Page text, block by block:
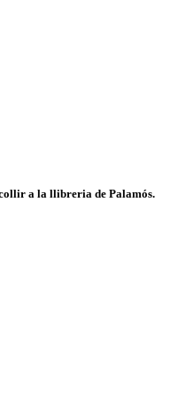
a la llibreria de Palamós.